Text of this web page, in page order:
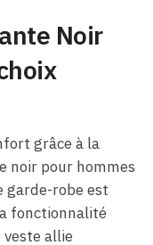
Noir
grâce à la
noir pour hommes
garde-robe est
fonctionnalité
allie